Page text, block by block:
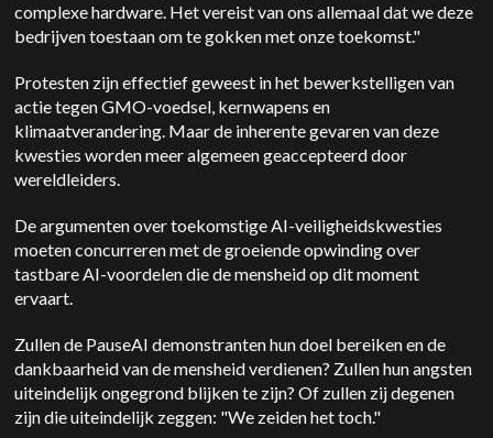
complexe hardware. Het vereist van ons allemaal dat we deze
bedrijven toestaan om te gokken met onze toekomst."
Protesten zijn effectief geweest in het bewerkstelligen van
actie tegen GMO-voedsel, kernwapens en
klimaatverandering. Maar de inherente gevaren van deze
kwesties worden meer algemeen geaccepteerd door
wereldleiders.
De argumenten over toekomstige AI-veiligheidskwesties
moeten concurreren met de groeiende opwinding over
tastbare AI-voordelen die de mensheid op dit moment
ervaart.
Zullen de PauseAI demonstranten hun doel bereiken en de
dankbaarheid van de mensheid verdienen? Zullen hun angsten
uiteindelijk ongegrond blijken te zijn? Of zullen zij degenen
zijn die uiteindelijk zeggen: "We zeiden het toch."